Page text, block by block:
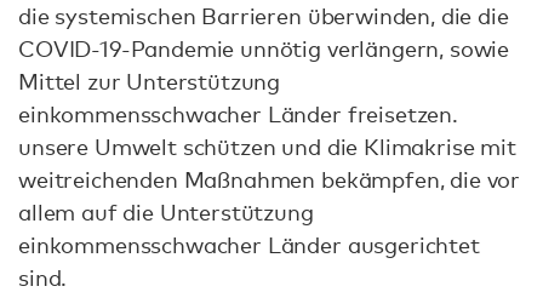
die systemischen Barrieren überwinden, die die
COVID-19-Pandemie unnötig verlängern, sowie
Mittel zur Unterstützung
einkommensschwacher Länder freisetzen.
unsere Umwelt schützen und die Klimakrise mit
weitreichenden Maßnahmen bekämpfen, die vor
allem auf die Unterstützung
einkommensschwacher Länder ausgerichtet
sind.